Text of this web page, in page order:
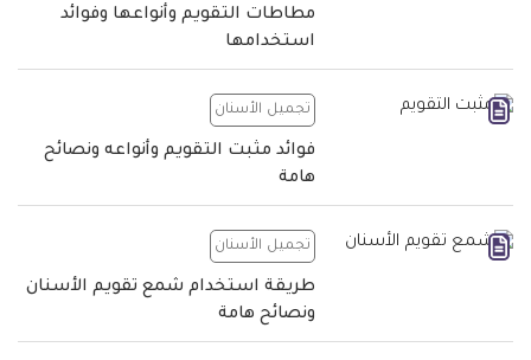
مطاطات التقويم وأنواعها وفوائد
استخدامها
تجميل الأسنان
فوائد مثبت التقويم وأنواعه ونصائح
هامة
تجميل الأسنان
طريقة استخدام شمع تقويم الأسنان
ونصائح هامة